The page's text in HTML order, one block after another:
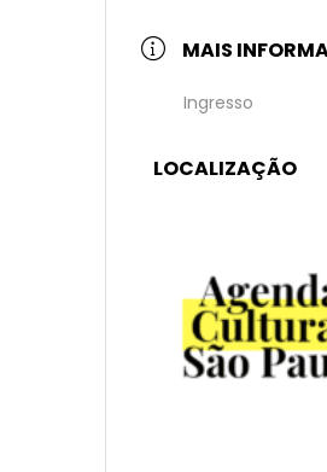
MAIS
Ingresso
LOCALIZAÇÃO